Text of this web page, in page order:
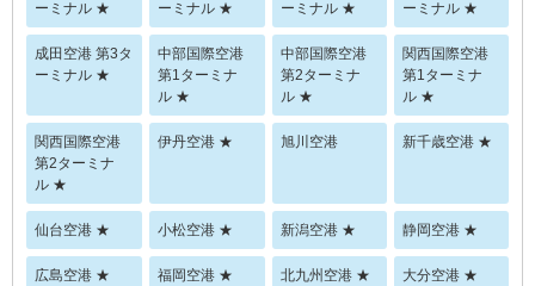
ーミナル ★
ーミナル ★
ーミナル ★
ーミナル ★
成田空港 第3タ
ーミナル ★
中部国際空港
第1ターミナ
ル ★
中部国際空港
第2ターミナ
ル ★
関西国際空港
第1ターミナ
ル ★
関西国際空港
第2ターミナ
ル ★
伊丹空港 ★ 旭川空港 新千歳空港 ★
仙台空港 ★ 小松空港 ★ 新潟空港 ★ 静岡空港 ★
広島空港 ★ 福岡空港 ★ 北九州空港 ★ 大分空港 ★